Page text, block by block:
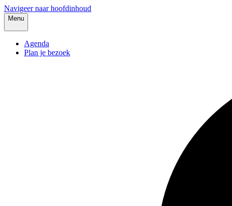
Navigeer naar hoofdinhoud
Menu
Agenda
Plan je bezoek